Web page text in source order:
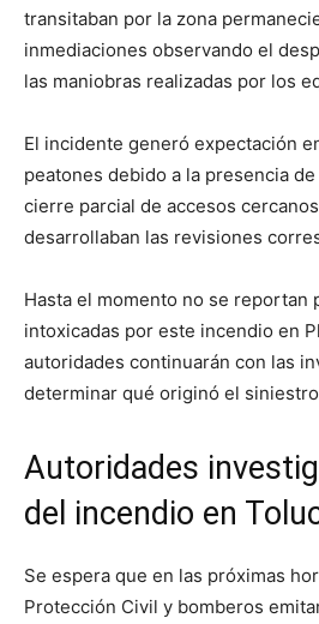
transitaban por la zona
inmediaciones observando el
las maniobras realizadas por los
El incidente generó expectación
peatones debido a la presencia
cierre parcial de accesos
desarrollaban las revisiones
Hasta el momento no se reportan
intoxicadas por este incendio en
autoridades continuarán con las
determinar qué originó el
Autoridades
del incendio en
Se espera que en las próximas
Protección Civil y bomberos